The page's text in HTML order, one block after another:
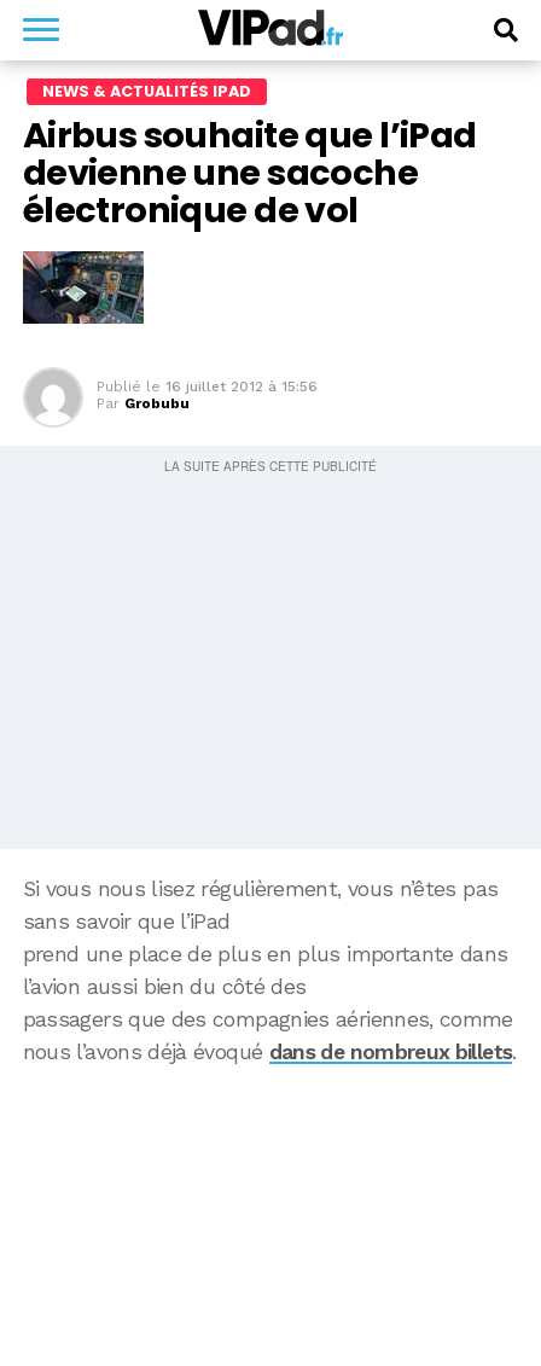
NEWS & ACTUALITÉS IPAD
Airbus souhaite que l’iPad
devienne une sacoche
électronique de vol
Publié le 16 juillet 2012 à 15:56
Par Grobubu
Si vous nous lisez régulièrement, vous n’êtes pas
sans savoir que l’iPad
prend une place de plus en plus importante dans
l’avion aussi bien du côté des
passagers que des compagnies aériennes, comme
nous l’avons déjà évoqué dans de nombreux billets.